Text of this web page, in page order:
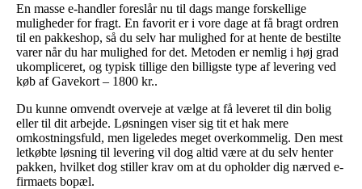
En masse e-handler foreslår nu til dags mange forskellige
muligheder for fragt. En favorit er i vore dage at få bragt ordren
til en pakkeshop, så du selv har mulighed for at hente de bestilte
varer når du har mulighed for det. Metoden er nemlig i høj grad
ukompliceret, og typisk tillige den billigste type af levering ved
køb af Gavekort – 1800 kr..
Du kunne omvendt overveje at vælge at få leveret til din bolig
eller til dit arbejde. Løsningen viser sig tit et hak mere
omkostningsfuld, men ligeledes meget overkommelig. Den mest
letkøbte løsning til levering vil dog altid være at du selv henter
pakken, hvilket dog stiller krav om at du opholder dig nærved e-
firmaets bopæl.